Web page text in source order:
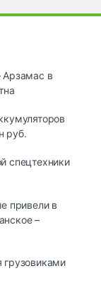
Арзамас в
руб.
спецтехники
привели в
–